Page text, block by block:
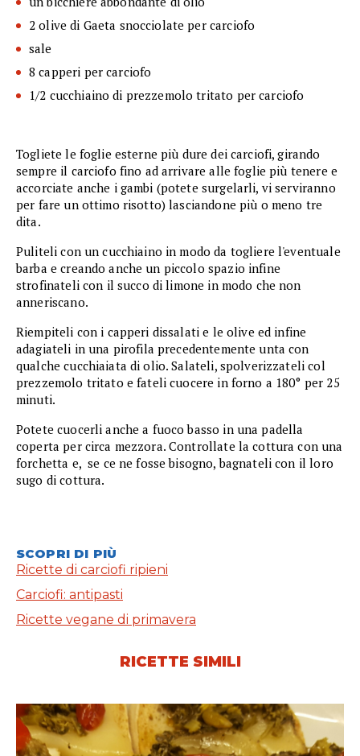
2 olive di Gaeta snocciolate per carciofo
sale
8 capperi per carciofo
1/2 cucchiaino di prezzemolo tritato per carciofo
Togliete le foglie esterne più dure dei carciofi, girando
sempre il carciofo fino ad arrivare alle foglie più tenere e
accorciate anche i gambi (potete surgelarli, vi serviranno
per fare un ottimo risotto) lasciandone più o meno tre
dita.
Puliteli con un cucchiaino in modo da togliere l'eventuale
barba e creando anche un piccolo spazio infine
strofinateli con il succo di limone in modo che non
anneriscano.
Riempiteli con i capperi dissalati e le olive ed infine
adagiateli in una pirofila precedentemente unta con
qualche cucchiaiata di olio. Salateli, spolverizzateli col
prezzemolo tritato e fateli cuocere in forno a 180° per 25
minuti.
Potete cuocerli anche a fuoco basso in una padella
coperta per circa mezzora. Controllate la cottura con una
forchetta e, se ce ne fosse bisogno, bagnateli con il loro
sugo di cottura.
SCOPRI DI PIÙ
Ricette di carciofi ripieni
Carciofi: antipasti
Ricette vegane di primavera
RICETTE SIMILI